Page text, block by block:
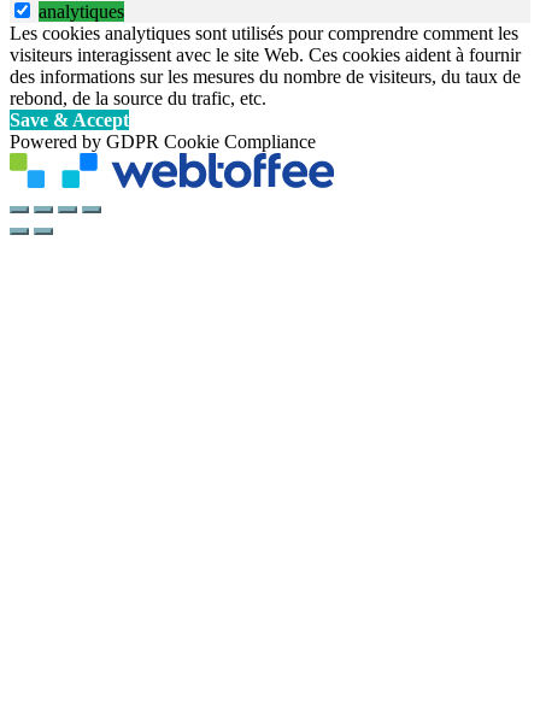
analytiques
Les cookies analytiques sont utilisés pour comprendre comment les
visiteurs interagissent avec le site Web. Ces cookies aident à fournir
des informations sur les mesures du nombre de visiteurs, du taux de
rebond, de la source du trafic, etc.
Save & Accept
Powered by GDPR Cookie Compliance